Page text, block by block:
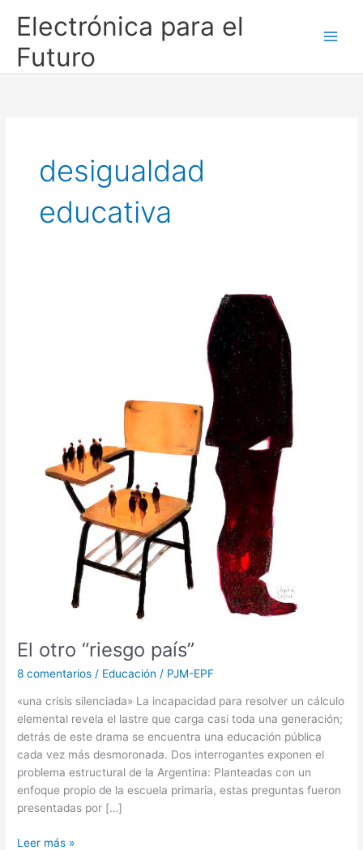
Electrónica para el
Futuro
desigualdad
educativa
El otro “riesgo país”
8 comentarios / Educación / PJM-EPF
«una crisis silenciada» La incapacidad para resolver un cálculo
elemental revela el lastre que carga casi toda una generación;
detrás de este drama se encuentra una educación pública
cada vez más desmoronada. Dos interrogantes exponen el
problema estructural de la Argentina: Planteadas con un
enfoque propio de la escuela primaria, estas preguntas fueron
presentadas por […]
Leer más »